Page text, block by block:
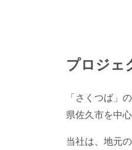
プロジェ
「さくつば」
県佐久市を中
当社は、地元